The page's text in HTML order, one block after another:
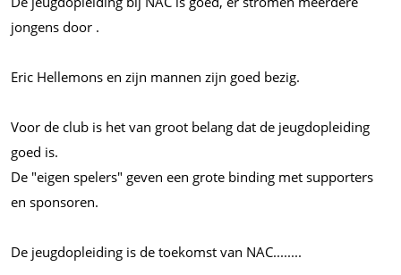
jongens door .
Eric Hellemons en zijn mannen zijn goed bezig.
Voor de club is het van groot belang dat de jeugdopleiding
goed is.
De "eigen spelers" geven een grote binding met supporters
en sponsoren.
De jeugdopleiding is de toekomst van NAC........